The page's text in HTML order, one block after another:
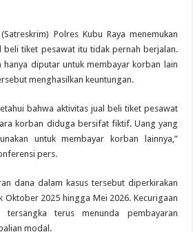
Polres Kubu Raya menemukan
beli tiket pesawat itu tidak pernah berjalan.
diputar untuk membayar korban lain
menghasilkan keuntungan.
bahwa aktivitas jual beli tiket pesawat
korban diduga bersifat fiktif. Uang yang
untuk membayar korban lainnya,”
pers.
dana dalam kasus tersebut diperkirakan
Oktober 2025 hingga Mei 2026. Kecurigaan
tersangka terus menunda pembayaran
modal.